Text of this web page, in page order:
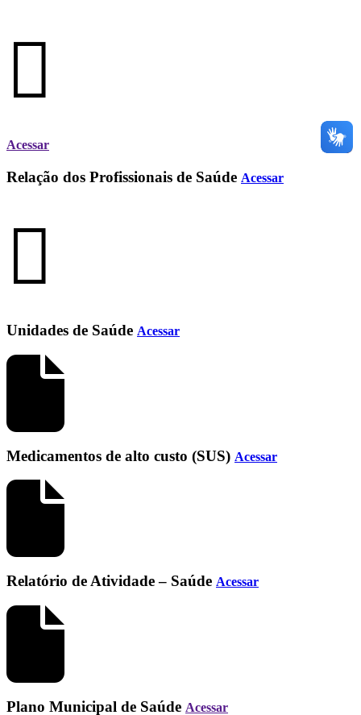
Acessar
Relação dos Profissionais de Saúde Acessar
Unidades de Saúde Acessar
Medicamentos de alto custo (SUS) Acessar
Relatório de Atividade – Saúde Acessar
Plano Municipal de Saúde Acessar